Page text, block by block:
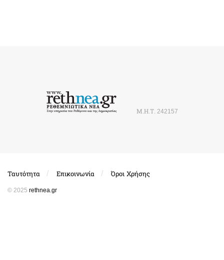
Μ.Η.Τ. 242157
Ταυτότητα Επικοινωνία Όροι Χρήσης
© 2025 rethnea.gr